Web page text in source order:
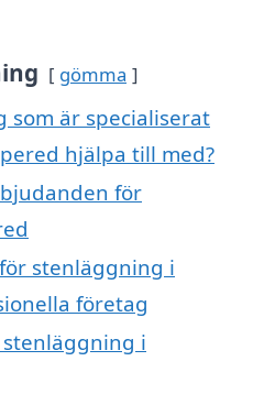
gömma
som är specialiserat
hjälpa till med?
för
stenläggning i
företag
i